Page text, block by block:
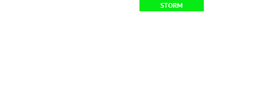
STORM